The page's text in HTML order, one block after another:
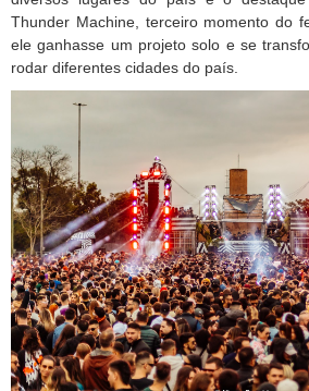
Thunder Machine, terceiro momento do
ele ganhasse um projeto solo e se
rodar diferentes cidades do país.